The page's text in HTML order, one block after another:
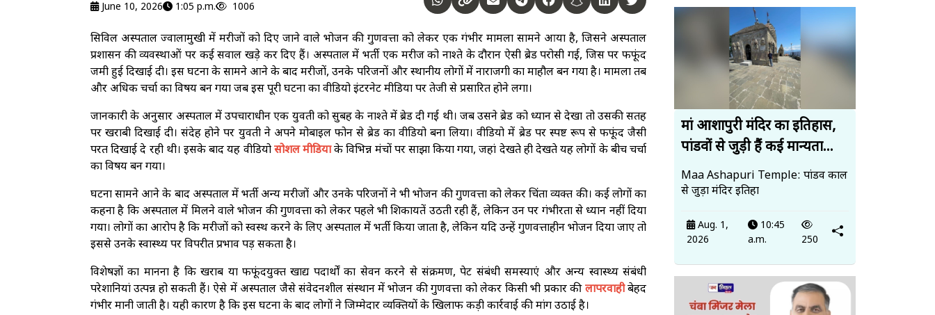
June 10, 2026 1:05 p.m. 1006
सिविल अस्पताल ज्वालामुखी में मरीजों को दिए जाने वाले भोजन की गुणवत्ता को लेकर एक गंभीर मामला सामने आया है, जिसने अस्पताल
प्रशासन की व्यवस्थाओं पर कई सवाल खड़े कर दिए हैं। अस्पताल में भर्ती एक मरीज को नाश्ते के दौरान ऐसी ब्रेड परोसी गई, जिस पर फफूंद
जमी हुई दिखाई दी। इस घटना के सामने आने के बाद मरीजों, उनके परिजनों और स्थानीय लोगों में नाराजगी का माहौल बन गया है। मामला तब
और अधिक चर्चा का विषय बन गया जब इस पूरी घटना का वीडियो इंटरनेट मीडिया पर तेजी से प्रसारित होने लगा।
जानकारी के अनुसार अस्पताल में उपचाराधीन एक युवती को सुबह के नाश्ते में ब्रेड दी गई थी। जब उसने ब्रेड को ध्यान से देखा तो उसकी सतह
पर खराबी दिखाई दी। संदेह होने पर युवती ने अपने मोबाइल फोन से ब्रेड का वीडियो बना लिया। वीडियो में ब्रेड पर स्पष्ट रूप से फफूंद जैसी
परत दिखाई दे रही थी। इसके बाद यह वीडियोसोशल मीडियाके विभिन्न मंचों पर साझा किया गया, जहां देखते ही देखते यह लोगों के बीच चर्चा
का विषय बन गया।
घटना सामने आने के बाद अस्पताल में भर्ती अन्य मरीजों और उनके परिजनों ने भी भोजन की गुणवत्ता को लेकर चिंता व्यक्त की। कई लोगों का
कहना है कि अस्पताल में मिलने वाले भोजन की गुणवत्ता को लेकर पहले भी शिकायतें उठती रही हैं, लेकिन उन पर गंभीरता से ध्यान नहीं दिया
गया। लोगों का आरोप है कि मरीजों को स्वस्थ करने के लिए अस्पताल में भर्ती किया जाता है, लेकिन यदि उन्हें गुणवत्ताहीन भोजन दिया जाए तो
इससे उनके स्वास्थ्य पर विपरीत प्रभाव पड़ सकता है।
विशेषज्ञों का मानना है कि खराब या फफूंदयुक्त खाद्य पदार्थों का सेवन करने से संक्रमण, पेट संबंधी समस्याएं और अन्य स्वास्थ्य संबंधी
परेशानियां उत्पन्न हो सकती हैं। ऐसे में अस्पताल जैसे संवेदनशील संस्थान में भोजन की गुणवत्ता को लेकर किसी भी प्रकार कीलापरवाहीबेहद
गंभीर मानी जाती है। यही कारण है कि इस घटना के बाद लोगों ने जिम्मेदार व्यक्तियों के खिलाफ कड़ी कार्रवाई की मांग उठाई है।
मां आशापुरी मंदिर का इतिहास,
पांडवों से जुड़ी हैं कई मान्यता...
Maa Ashapuri Temple: पांडव काल
से जुड़ा मंदिर इतिहा
Aug. 1,
2026
10:45
a.m.
250